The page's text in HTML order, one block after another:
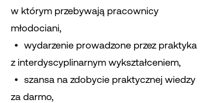
w którym przebywają pracownicy
młodociani,
wydarzenie prowadzone przez praktyka
z interdyscyplinarnym wykształceniem,
szansa na zdobycie praktycznej wiedzy
za darmo,